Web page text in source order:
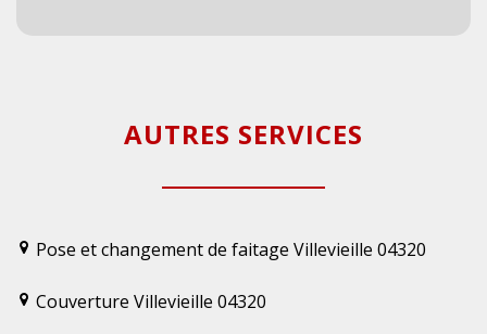
AUTRES SERVICES
Pose et changement de faitage Villevieille 04320
Couverture Villevieille 04320